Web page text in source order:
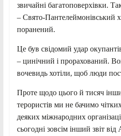
звичайні багатоповерхівки.
– Свято-Пантелеймонівський
поранений.
Це був свідомий удар
– цинічний і прорахований.
вочевидь хотіли, щоб люди
Проте щодо цього й тисяч
терористів ми не бачимо чітких
деяких міжнародних
сьогодні зовсім інший звіт